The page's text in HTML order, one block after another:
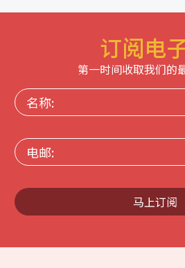
订阅电
第一时间收取我们的
名
称:
电
邮:
马上订阅